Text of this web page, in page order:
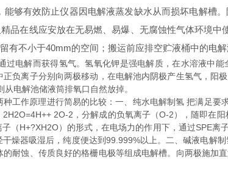
有效防止仪器因电解液蒸发缺水从而损坏电解槽
品在线应安放在无易燃、易爆、无腐蚀性气体环境
有不小于40mm的空间；搬运前应排空贮液桶中的电
解而获得氢气。氢氧化钾是强电解质，在水溶液中能
负离子分别向两极移动，在电解池内阴极产生氢气，阳
电解池储液筒排氧口自然放掉。
作原理进行简易的比较：一、纯水电解制氢 把满足要
2O-2，分解成的负氧离子（O-2），随即在
（H+?XH2O）的形式，在电场力的作用下，通过SPE离
燥器吸湿后，纯度便达到99.999%以上。二、碱液电解
耐蚀、传质良好的格栅电极等组成电解槽。向两极施加